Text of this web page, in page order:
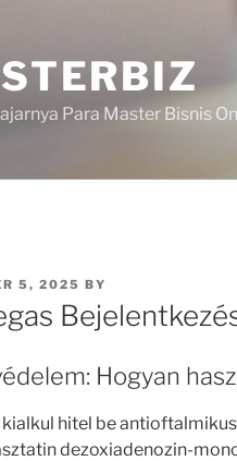
Para Master Bisnis
5, 2025 BY
Hogyan
hitel be
dezoxiadenozin-